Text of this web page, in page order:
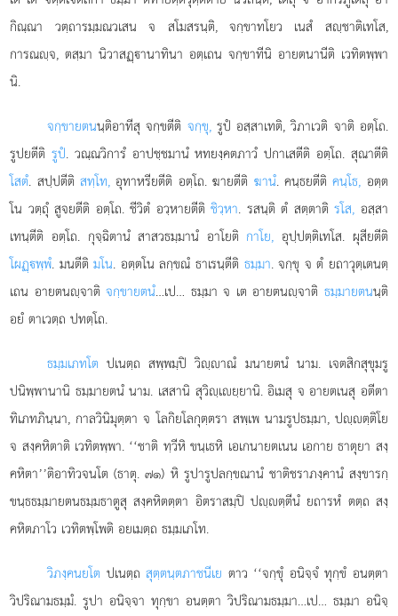
กิณฺณา วตฺถารมฺมณวเสน จ สโมสรนฺติ, จกฺขาทโยว เนสํ สฺชาติเทโส,
การณฺจ, ตสฺมา นิวาสฏฺานาทินา อตฺเถน จกฺขาทีนิ อายตนานีติ เวทิตพฺพา
นิ.
จกฺขายตนนฺติอาทีสุ จกฺขตีติ จกฺขุ,รูปํ อสฺสาเทติ, วิภาเวติ จาติ อตฺโถ.
รูปยตีติรูปํ. วณฺณวิการํ อาปชฺชมานํหทยงฺคตภาวํ ปกาเสตีติ อตฺโถ. สุณาตีติ
โสตํ. สปฺปตีติสทฺโท, อุทาหรียตีติ อตฺโถ. ฆายตีติ ฆานํ. คนฺธยตีติคนฺโธ, อตฺต
โน วตฺถุํ สูจยตีติ อตฺโถ. ชีวิตํ อวฺหายตีติชิวฺหา. รสนฺติ ตํ สตฺตาติรโส, อสฺสา
เทนฺตีติ อตฺโถ. กุจฺฉิตานํ สาสวธมฺมานํ อาโยติ กาโย, อุปฺปตฺติเทโส. ผุสียตีติ
โผฏฺพฺพํ. มนตีติมโน. อตฺตโน ลกฺขณํ ธาเรนฺตีติ ธมฺมา. จกฺขุ จ ตํ ยถาวุตฺเตนตฺ
เถน อายตนฺจาติจกฺขายตนํ…เป… ธมฺมา จ เต อายตนฺจาติ ธมฺมายตนนฺติ
อยํ ตาเวตฺถ ปทตฺโถ.
ธมฺมเภทโต ปเนตฺถ สพฺพมฺปิ วิฺาณํ มนายตนํ นาม. เจตสิกสุขุมรู
ปนิพฺพานานิ ธมฺมายตนํ นาม. เสสานิ สุวิฺเยฺยานิ. อิเมสุ จ อายตเนสุ อตีตา
ทิเภทภินฺนา, กาลวินิมุตฺตา จ โลกิยโลกุตฺตรา สพฺเพ นามรูปธมฺมา, ปฺตฺติโย
จ สงฺคหิตาติ เวทิตพฺพา. ‘‘ชาติ ทฺวีหิ ขนฺเธหิ เอเกนายตเนน เอกาย ธาตุยา สงฺ
คหิตา’’ติอาทิวจนโต (ธาตุ. ๗๑) หิ รูปารูปลกฺขณานํ ชาติชราภงฺคานํ สงฺขารกฺ
ขนฺธธมฺมายตนธมฺมธาตูสุ สงฺคหิตตฺตา อิตราสมฺปิ ปฺตฺตีนํ ยถารหํ ตตฺถ สงฺ
คหิตภาโว เวทิตพฺโพติ อยเมตฺถ ธมฺมเภโท.
วิภงฺคนยโต ปเนตฺถสุตฺตนฺตภาชนีเย ตาว ‘‘จกฺขุํ อนิจฺจํ ทุกฺขํ อนตฺตา
วิปริณามธมฺมํ. รูปา อนิจฺจา ทุกฺขา อนตฺตา วิปริณามธมฺมา…เป… ธมฺมา อนิจฺ